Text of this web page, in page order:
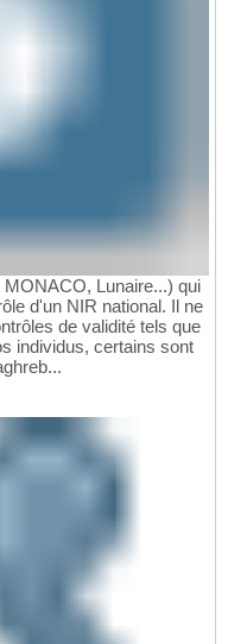
Lunaire...) qui
d'un NIR national. Il ne
de validité tels que
individus, certains sont